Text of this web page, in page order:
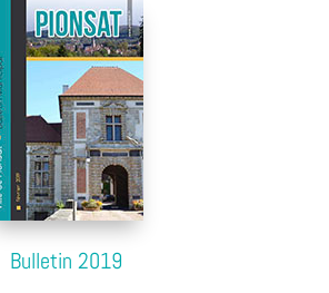
Bulletin 2019